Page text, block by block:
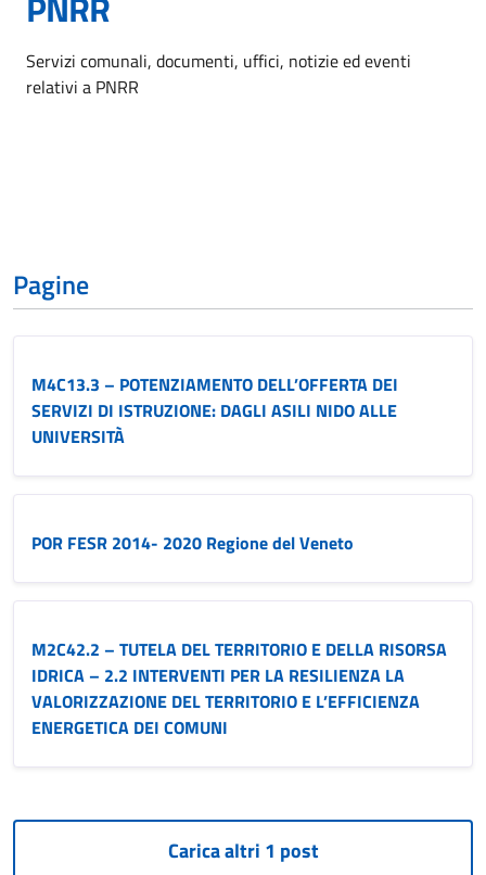
Dettagli dell'argomento
Servizi comunali, documenti, uffici, notizie ed eventi
relativi a PNRR
Pagine
M4C13.3 – POTENZIAMENTO DELL’OFFERTA DEI
SERVIZI DI ISTRUZIONE: DAGLI ASILI NIDO ALLE
UNIVERSITÀ
POR FESR 2014- 2020 Regione del Veneto
M2C42.2 – TUTELA DEL TERRITORIO E DELLA RISORSA
IDRICA – 2.2 INTERVENTI PER LA RESILIENZA LA
VALORIZZAZIONE DEL TERRITORIO E L’EFFICIENZA
ENERGETICA DEI COMUNI